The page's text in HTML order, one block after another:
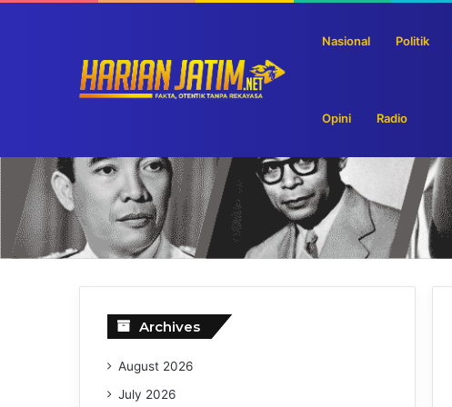
Nasional Politik
Opini Radio
Breaking News Bulog Siapkan Pengalihan Sebagian Cadangan Beras
Archives
August 2026
July 2026